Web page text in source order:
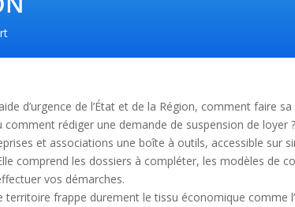
d’urgence de l’État et de la Région, comment faire
rédiger une demande de suspension de loyer
et associations une boîte à outils, accessible sur
comprend les dossiers à compléter, les modèles de
vos démarches.
territoire frappe durement le tissu économique comme